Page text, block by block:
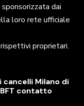
dai
loro rete ufficiale
proprietari.
Milano di
BFT contatto